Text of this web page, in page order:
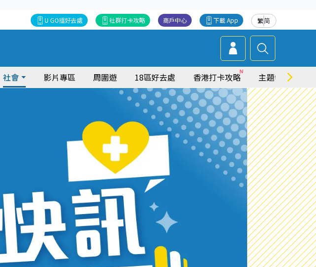
繁简
下載 App
商戶中心
社群打卡攻略
U GO搵好去處
社會 影片專區 周圍遊 18區好去處 香港打卡攻略 主題特集